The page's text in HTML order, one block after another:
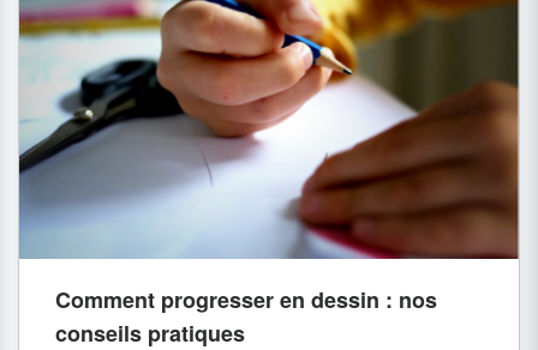
Comment progresser en dessin : nos
conseils pratiques